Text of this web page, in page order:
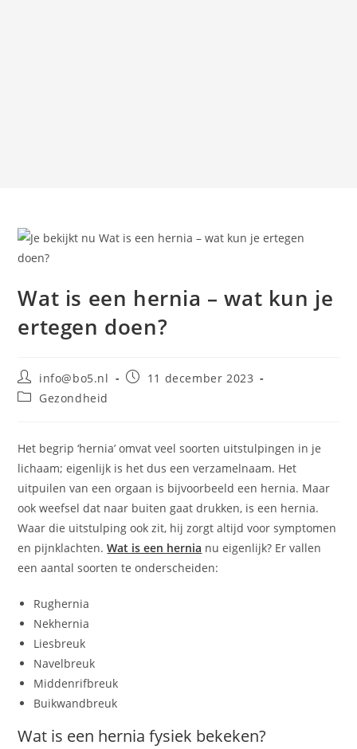
Wat is een hernia – wat kun je
ertegen doen?
Bericht
auteur:
info@bo5.nl
Bericht11 december 2023
Berichtcategorie:
Gezondheid
Het begrip ‘hernia’ omvat veel soorten uitstulpingen in je
lichaam; eigenlijk is het dus een verzamelnaam. Het
uitpuilen van een orgaan is bijvoorbeeld een hernia. Maar
ook weefsel dat naar buiten gaat drukken, is een hernia.
Waar die uitstulping ook zit, hij zorgt altijd voor symptomen
en pijnklachten.Wat is een hernia nu eigenlijk? Er vallen
een aantal soorten te onderscheiden:
Rughernia
Nekhernia
Liesbreuk
Navelbreuk
Middenrifbreuk
Buikwandbreuk
Wat is een hernia fysiek bekeken?